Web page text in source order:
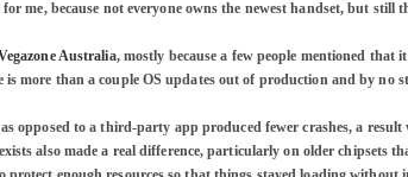
me, because not everyone owns the newest handset, but
Australia, mostly because a few people mentioned that
more than a couple OS updates out of production and by
to a third-party app produced fewer crashes, a
also made a real difference, particularly on older chipsets